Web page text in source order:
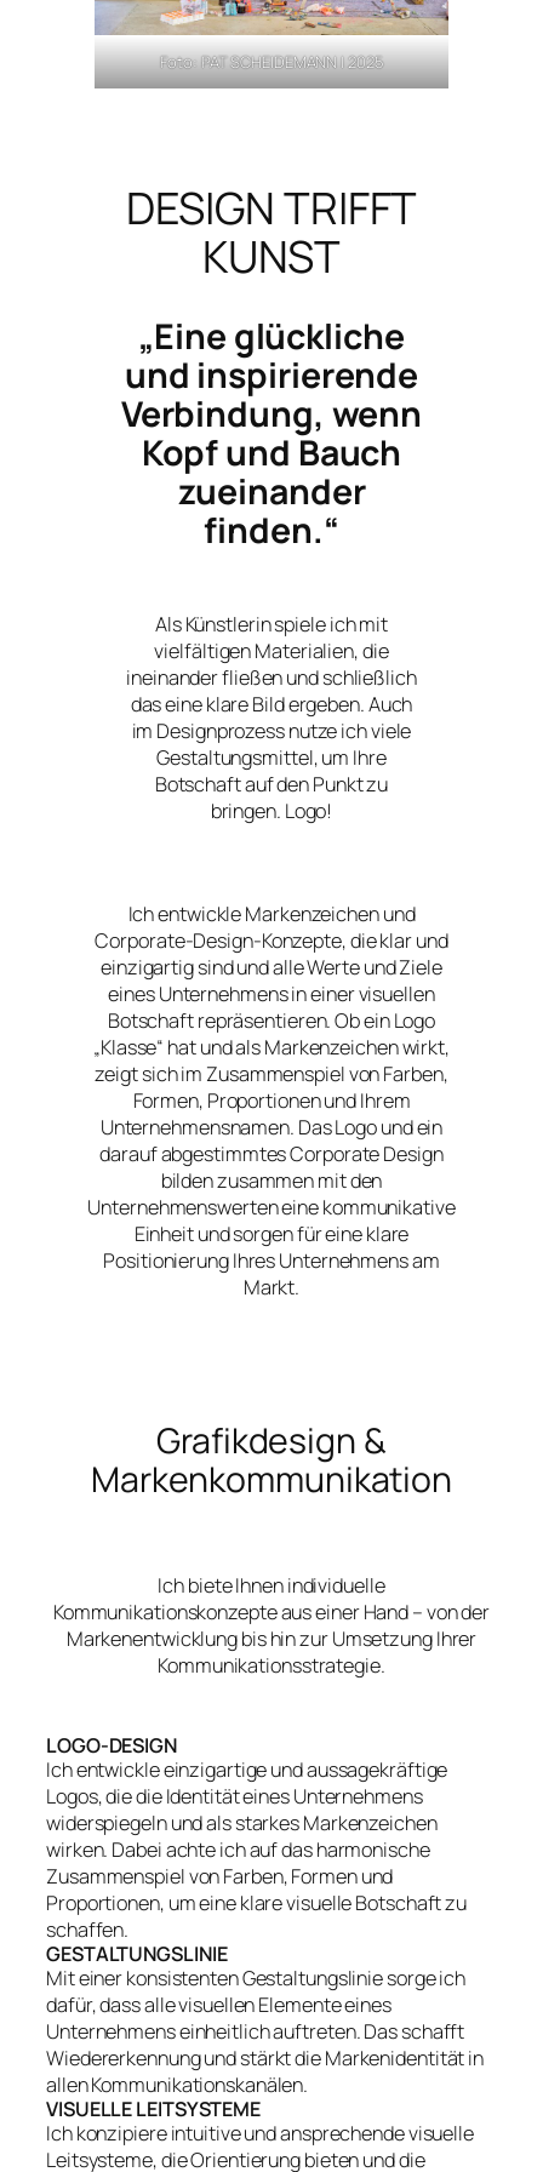
Foto: PAT SCHEIDEMANN | 2025
DESIGN TRIFFT
KUNST
„Eine glückliche
und inspirierende
Verbindung, wenn
Kopf und Bauch
zueinander
finden.“
Als Künstlerin spiele ich mit
vielfältigen Materialien, die
ineinander fließen und schließlich
das eine klare Bild ergeben. Auch
im Designprozess nutze ich viele
Gestaltungsmittel, um Ihre
Botschaft auf den Punkt zu
bringen. Logo!
Ich entwickle Markenzeichen und
Corporate-Design-Konzepte, die klar und
einzigartig sind und alle Werte und Ziele
eines Unternehmens in einer visuellen
Botschaft repräsentieren. Ob ein Logo
„Klasse“ hat und als Markenzeichen wirkt,
zeigt sich im Zusammenspiel von Farben,
Formen, Proportionen und Ihrem
Unternehmensnamen. Das Logo und ein
darauf abgestimmtes Corporate Design
bilden zusammen mit den
Unternehmenswerten eine kommunikative
Einheit und sorgen für eine klare
Positionierung Ihres Unternehmens am
Markt.
Grafikdesign &
Markenkommunikation
Ich biete Ihnen individuelle
Kommunikationskonzepte aus einer Hand – von der
Markenentwicklung bis hin zur Umsetzung Ihrer
Kommunikationsstrategie.
LOGO-DESIGN
Ich entwickle einzigartige und aussagekräftige
Logos, die die Identität eines Unternehmens
widerspiegeln und als starkes Markenzeichen
wirken. Dabei achte ich auf das harmonische
Zusammenspiel von Farben, Formen und
Proportionen, um eine klare visuelle Botschaft zu
schaffen.
GESTALTUNGSLINIE
Mit einer konsistenten Gestaltungslinie sorge ich
dafür, dass alle visuellen Elemente eines
Unternehmens einheitlich auftreten. Das schafft
Wiedererkennung und stärkt die Markenidentität in
allen Kommunikationskanälen.
VISUELLE LEITSYSTEME
Ich konzipiere intuitive und ansprechende visuelle
Leitsysteme, die Orientierung bieten und die